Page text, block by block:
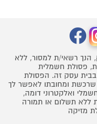
הנך רשאי/ת למסור, ללא
פסולת חשמלית
בבית עסק זה. הפסולת
ומחובתו לאפשר לך
ואלקטרוני דומה,
ללא תשלום או תמורה
מזיקה